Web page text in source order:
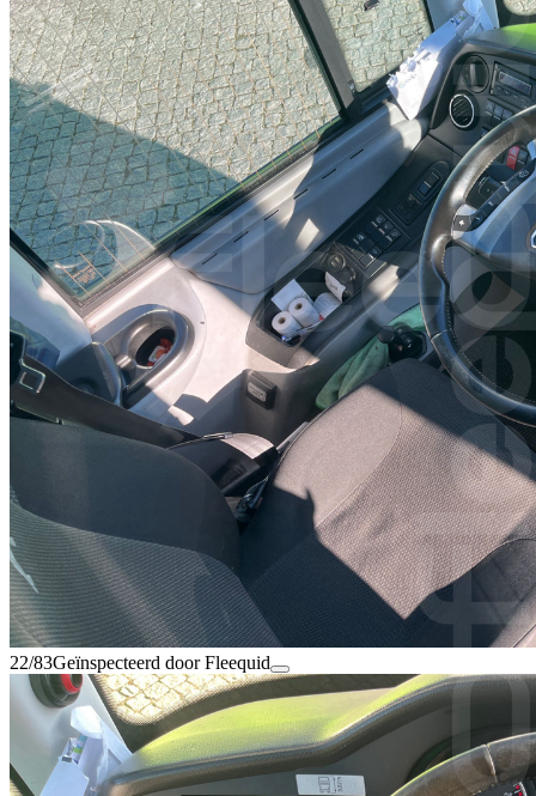
22/83Geïnspecteerd door Fleequid